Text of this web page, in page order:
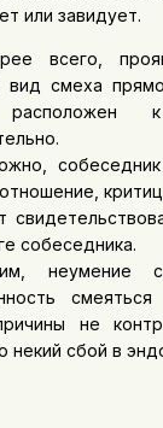
или завидует.
всего,
вид смеха
собеседник
собеседника.
неумение
не
некий сбой в